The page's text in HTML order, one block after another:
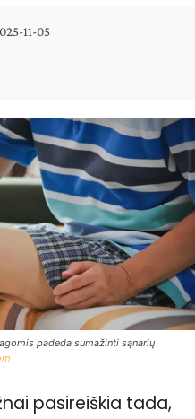
11-05
padeda sumažinti sąnarių
pasireiškia tada,